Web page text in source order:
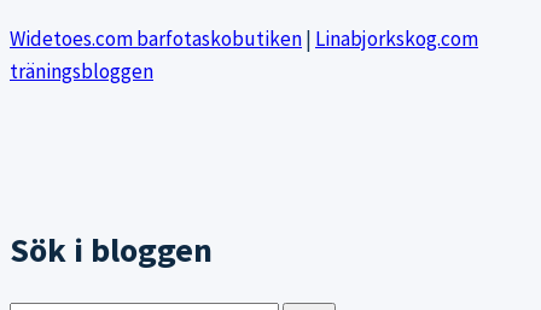
Widetoes.com barfotaskobutiken| Linabjorkskog.com
träningsbloggen
Sök i bloggen